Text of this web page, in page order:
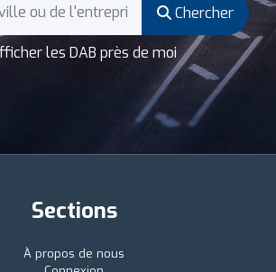
Chercher
les DAB près de moi
Sections
À propos de nous